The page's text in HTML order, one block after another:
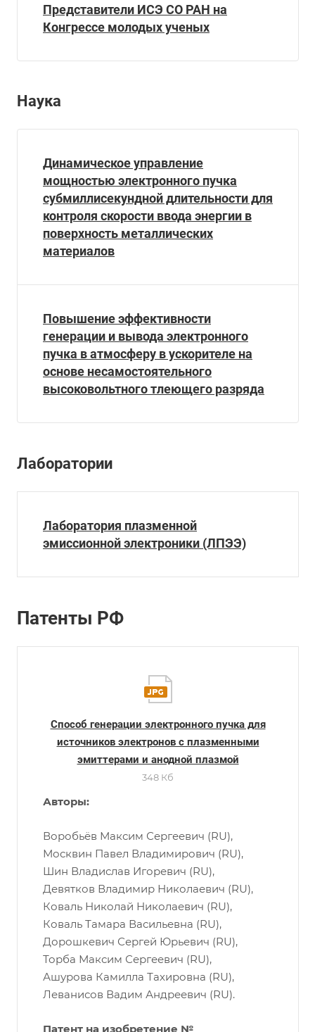
Представители ИСЭ СО РАН на
Конгрессе молодых ученых
Наука
Динамическое управление
мощностью электронного пучка
субмиллисекундной длительности для
контроля скорости ввода энергии в
поверхность металлических
материалов
Повышение эффективности
генерации и вывода электронного
пучка в атмосферу в ускорителе на
основе несамостоятельного
высоковольтного тлеющего разряда
Лаборатории
Лаборатория плазменной
эмиссионной электроники (ЛПЭЭ)
Патенты РФ
Способ генерации электронного пучка для
источников электронов с плазменными
эмиттерами и анодной плазмой
348 Кб
Авторы:
Воробьёв Максим Сергеевич (RU),
Москвин Павел Владимирович (RU),
Шин Владислав Игоревич (RU),
Девятков Владимир Николаевич (RU),
Коваль Николай Николаевич (RU),
Коваль Тамара Васильевна (RU),
Дорошкевич Сергей Юрьевич (RU),
Торба Максим Сергеевич (RU),
Ашурова Камилла Тахировна (RU),
Леванисов Вадим Андреевич (RU).
Патент на изобретение №